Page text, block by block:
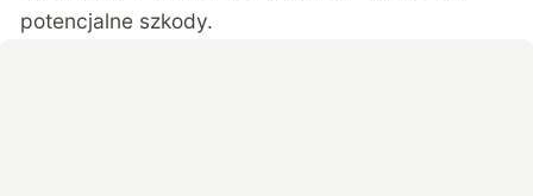
potencjalne szkody.